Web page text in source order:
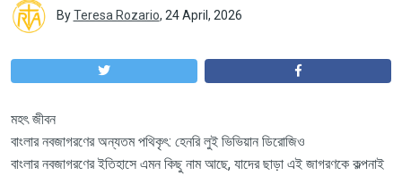
ByTeresa Rozario, 24 April, 2026
মহৎ জীবন
বাংলার নবজাগরণের অন্যতম পথিকৃৎ: হেনরি লুই ভিভিয়ান ডিরোজিও
বাংলার নবজাগরণের ইতিহাসে এমন কিছু নাম আছে, যাদের ছাড়া এই জাগরণকে কল্পনাই